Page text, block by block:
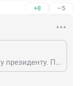
+8 –5
нет. Это не предупреждение пану президенту. Пану президенту ничего не будет. Он еще не сточил свою страну. Там есть еще возможность отмыть гораздо больше бабок